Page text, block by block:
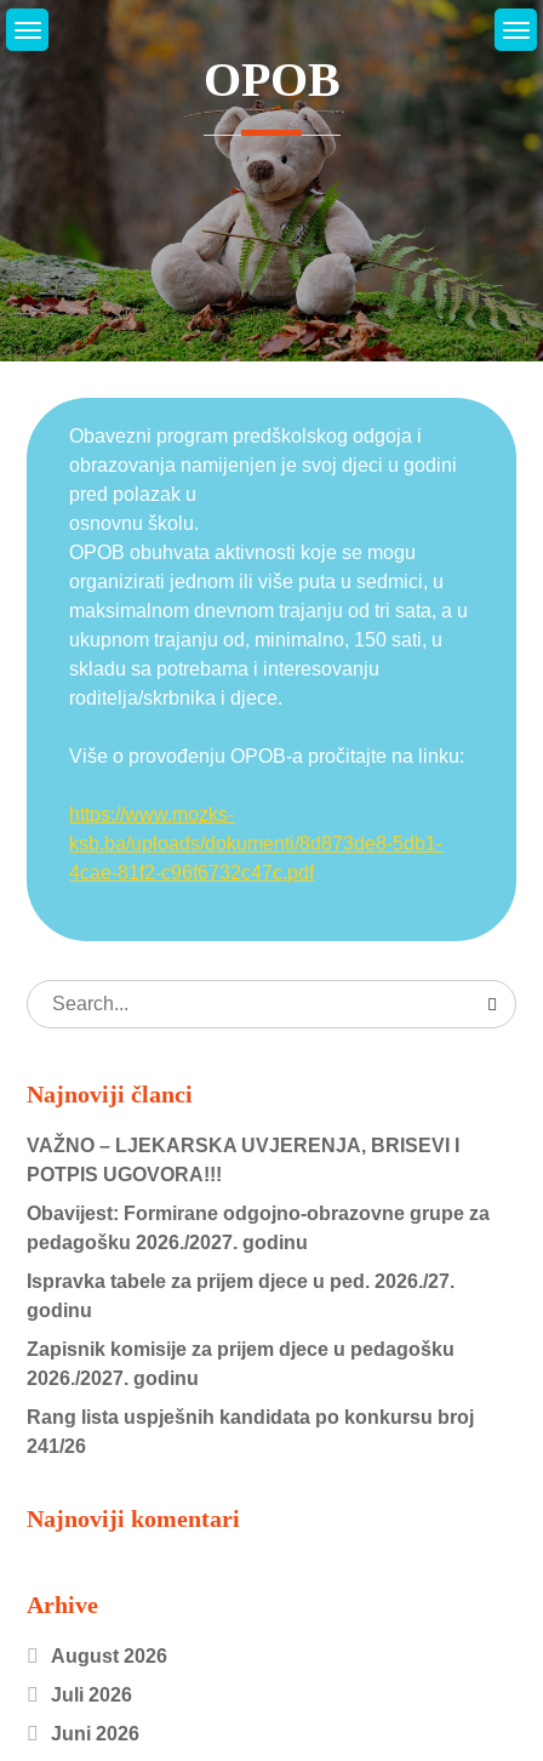
Skip
to
content
OPOB
Obavezni program predškolskog odgoja i
obrazovanja namijenjen je svoj djeci u godini
pred polazak u
osnovnu školu.
OPOB obuhvata aktivnosti koje se mogu
organizirati jednom ili više puta u sedmici, u
maksimalnom dnevnom trajanju od tri sata, a u
ukupnom trajanju od, minimalno, 150 sati, u
skladu sa potrebama i interesovanju
roditelja/skrbnika i djece.
Više o provođenju OPOB-a pročitajte na linku:
https://www.mozks-
ksb.ba/uploads/dokumenti/8d873de8-5db1-
4cae-81f2-c96f6732c47c.pdf
Najnoviji članci
VAŽNO – LJEKARSKA UVJERENJA, BRISEVI I
POTPIS UGOVORA!!!
Obavijest: Formirane odgojno-obrazovne grupe za
pedagošku 2026./2027. godinu
Ispravka tabele za prijem djece u ped. 2026./27.
godinu
Zapisnik komisije za prijem djece u pedagošku
2026./2027. godinu
Rang lista uspješnih kandidata po konkursu broj
241/26
Najnoviji komentari
Arhive
August 2026
Juli 2026
Juni 2026